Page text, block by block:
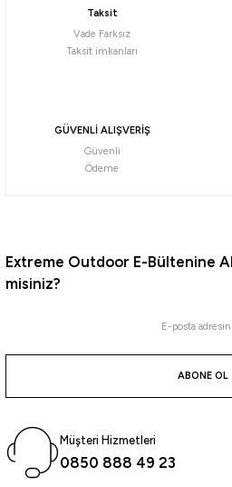
Ryuji Special 240cm 7-44gr 2 Parça Spin Kamışı
Daiwa
Taksit
Vade Farksız
Taksit imkanları
GÜVENLİ ALIŞVERİŞ
Güvenli
Ödeme
Extreme Outdoor E-Bültenine
misiniz?
ABONE OL
Müşteri Hizmetleri
0850 888 49 23